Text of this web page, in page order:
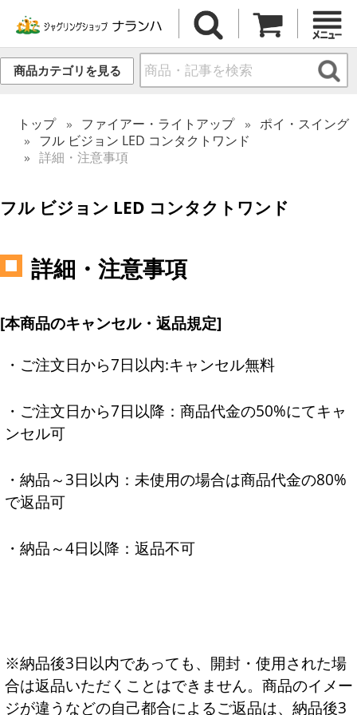
商品カテゴリを見る
トップ ファイアー・ライトアップ
ポイ・スイング
フル ビジョン LED コンタクトワンド
詳細・注意事項
フル ビジョン LED コンタクトワンド
詳細・注意事項
[本商品のキャンセル・返品規定]
・ご注文日から7日以内:キャンセル無料
・ご注文日から7日以降：商品代金の50%にてキャ
ンセル可
・納品～3日以内：未使用の場合は商品代金の80%
で返品可
・納品～4日以降：返品不可
※納品後3日以内であっても、開封・使用された場
合は返品いただくことはできません。商品のイメー
ジが違うなどの自己都合によるご返品は、納品後3